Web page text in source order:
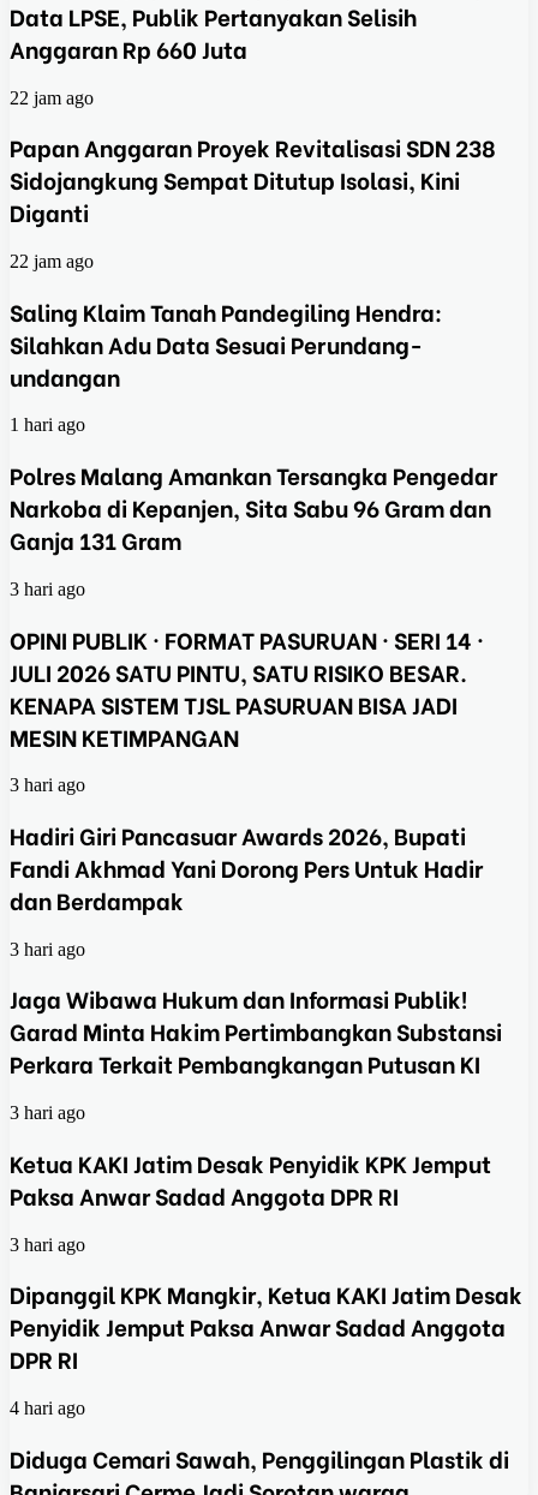
Data LPSE, Publik Pertanyakan Selisih
Anggaran Rp 660 Juta
22 jam ago
Papan Anggaran Proyek Revitalisasi SDN 238
Sidojangkung Sempat Ditutup Isolasi, Kini
Diganti
22 jam ago
Saling Klaim Tanah Pandegiling Hendra:
Silahkan Adu Data Sesuai Perundang-
undangan
1 hari ago
Polres Malang Amankan Tersangka Pengedar
Narkoba di Kepanjen, Sita Sabu 96 Gram dan
Ganja 131 Gram
3 hari ago
OPINI PUBLIK · FORMAT PASURUAN · SERI 14 ·
JULI 2026 SATU PINTU, SATU RISIKO BESAR.
KENAPA SISTEM TJSL PASURUAN BISA JADI
MESIN KETIMPANGAN
3 hari ago
Hadiri Giri Pancasuar Awards 2026, Bupati
Fandi Akhmad Yani Dorong Pers Untuk Hadir
dan Berdampak
3 hari ago
Jaga Wibawa Hukum dan Informasi Publik!
Garad Minta Hakim Pertimbangkan Substansi
Perkara Terkait Pembangkangan Putusan KI
3 hari ago
Ketua KAKI Jatim Desak Penyidik KPK Jemput
Paksa Anwar Sadad Anggota DPR RI
3 hari ago
Dipanggil KPK Mangkir, Ketua KAKI Jatim Desak
Penyidik Jemput Paksa Anwar Sadad Anggota
DPR RI
4 hari ago
Diduga Cemari Sawah, Penggilingan Plastik di